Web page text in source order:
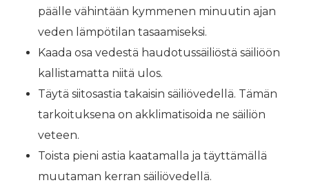
päälle vähintään kymmenen minuutin ajan
veden lämpötilan tasaamiseksi.
Kaada osa vedestä haudotussäiliöstä säiliöön
kallistamatta niitä ulos.
Täytä siitosastia takaisin säiliövedellä. Tämän
tarkoituksena on akklimatisoida ne säiliön
veteen.
Toista pieni astia kaatamalla ja täyttämällä
muutaman kerran säiliövedellä.